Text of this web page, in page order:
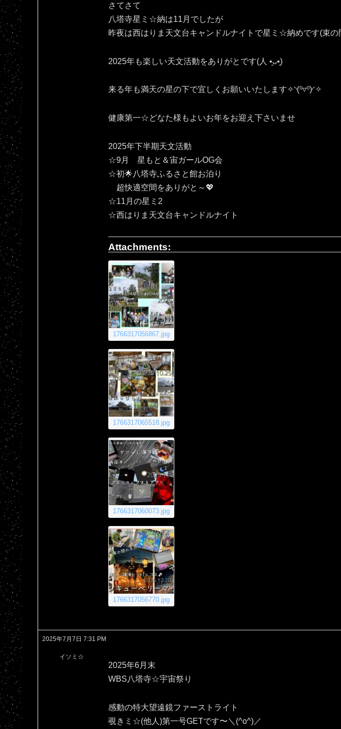
さてさて
八塔寺星ミ☆納は11月でしたが
昨夜は西はりま天文台キャンドルナイトで星ミ☆納めです(束の
2025年も楽しい天文活動をありがとです(⁠人⁠ ⁠•͈⁠ᴗ⁠•͈⁠)
来る年も満天の星の下で宜しくお願いいたします✧⁠◝⁠(⁠⁰⁠▿⁠⁰⁠)⁠◜⁠✧
健康第一☆どなた様もよいお年をお迎え下さいませ
2025年下半期天文活動
☆9月 星もと＆宙ガールOG会
☆初🌟八塔寺ふるさと館お泊り
超快適空間をありがと～💖
☆11月の星ミ2
☆西はりま天文台キャンドルナイト
Attachments:
1766317056867.jpg
1766317065518.jpg
1766317060073.jpg
1766317056770.jpg
2025年7月7日 7:31 PM
イソミ☆
2025年6月末
WBS八塔寺☆宇宙祭り
感動の特大望遠鏡ファーストライト
覗きミ☆(他人)第一号GETです〜＼(^o^)／